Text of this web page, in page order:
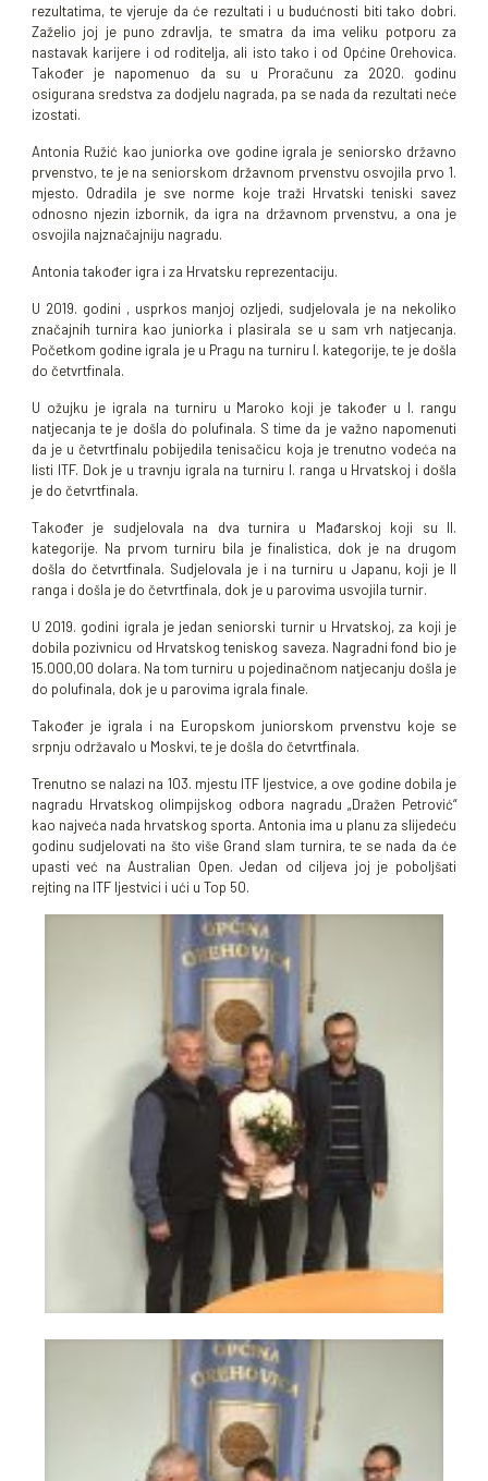
rezultatima, te vjeruje da će rezultati i u budućnosti biti tako dobri.
Zaželio joj je puno zdravlja, te smatra da ima veliku potporu za
nastavak karijere i od roditelja, ali isto tako i od Općine Orehovica.
Također je napomenuo da su u Proračunu za 2020. godinu
osigurana sredstva za dodjelu nagrada, pa se nada da rezultati neće
izostati.
Antonia Ružić kao juniorka ove godine igrala je seniorsko državno
prvenstvo, te je na seniorskom državnom prvenstvu osvojila prvo 1.
mjesto. Odradila je sve norme koje traži Hrvatski teniski savez
odnosno njezin izbornik, da igra na državnom prvenstvu, a ona je
osvojila najznačajniju nagradu.
Antonia također igra i za Hrvatsku reprezentaciju.
U 2019. godini , usprkos manjoj ozljedi, sudjelovala je na nekoliko
značajnih turnira kao juniorka i plasirala se u sam vrh natjecanja.
Početkom godine igrala je u Pragu na turniru I. kategorije, te je došla
do četvrtfinala.
U ožujku je igrala na turniru u Maroko koji je također u I. rangu
natjecanja te je došla do polufinala. S time da je važno napomenuti
da je u četvrtfinalu pobijedila tenisačicu koja je trenutno vodeća na
listi ITF. Dok je u travnju igrala na turniru I. ranga u Hrvatskoj i došla
je do četvrtfinala.
Također je sudjelovala na dva turnira u Mađarskoj koji su II.
kategorije. Na prvom turniru bila je finalistica, dok je na drugom
došla do četvrtfinala. Sudjelovala je i na turniru u Japanu, koji je II
ranga i došla je do četvrtfinala, dok je u parovima usvojila turnir.
U 2019. godini igrala je jedan seniorski turnir u Hrvatskoj, za koji je
dobila pozivnicu od Hrvatskog teniskog saveza. Nagradni fond bio je
15.000,00 dolara. Na tom turniru u pojedinačnom natjecanju došla je
do polufinala, dok je u parovima igrala finale.
Također je igrala i na Europskom juniorskom prvenstvu koje se
srpnju održavalo u Moskvi, te je došla do četvrtfinala.
Trenutno se nalazi na 103. mjestu ITF ljestvice, a ove godine dobila je
nagradu Hrvatskog olimpijskog odbora nagradu „Dražen Petrović“
kao najveća nada hrvatskog sporta. Antonia ima u planu za slijedeću
godinu sudjelovati na što više Grand slam turnira, te se nada da će
upasti već na Australian Open. Jedan od ciljeva joj je poboljšati
rejting na ITF ljestvici i ući u Top 50.